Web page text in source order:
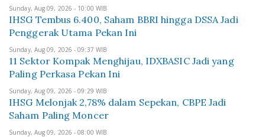
Sunday, Aug 09, 2026 - 10:00 WIB
IHSG Tembus 6.400, Saham BBRI hingga DSSA Jadi
Penggerak Utama Pekan Ini
Sunday, Aug 09, 2026 - 09:37 WIB
11 Sektor Kompak Menghijau, IDXBASIC Jadi yang
Paling Perkasa Pekan Ini
Sunday, Aug 09, 2026 - 09:29 WIB
IHSG Melonjak 2,78% dalam Sepekan, CBPE Jadi
Saham Paling Moncer
Sunday, Aug 09, 2026 - 08:00 WIB